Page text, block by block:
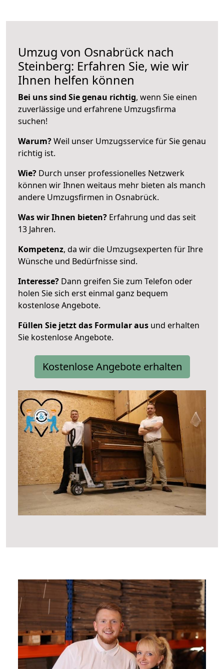
Umzug von Osnabrück nach
Steinberg: Erfahren Sie, wie wir
Ihnen helfen können
Bei uns sind Sie genau richtig, wenn Sie einen
zuverlässige und erfahrene Umzugsfirma
suchen!
Warum?Weil unser Umzugsservice für Sie genau
richtig ist.
Wie? Durch unser professionelles Netzwerk
können wir Ihnen weitaus mehr bieten als manch
andere Umzugsfirmen in Osnabrück.
Was wir Ihnen bieten? Erfahrung und das seit
13 Jahren.
Kompetenz, da wir die Umzugsexperten für Ihre
Wünsche und Bedürfnisse sind.
Interesse? Dann greifen Sie zum Telefon oder
holen Sie sich erst einmal ganz bequem
kostenlose Angebote.
Füllen Sie jetzt das Formular aus und erhalten
Sie kostenlose Angebote.
Kostenlose Angebote erhalten